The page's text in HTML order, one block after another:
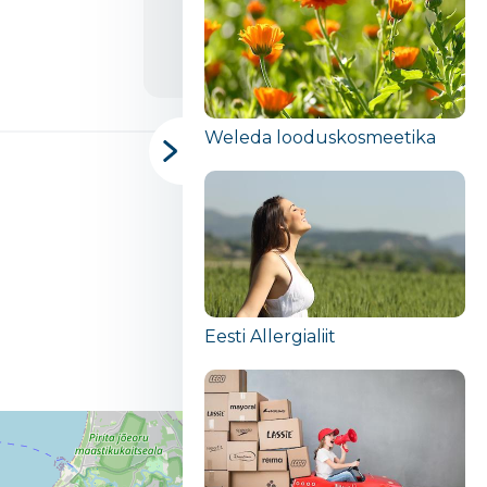
Endla 6, Tallinn
Weleda looduskosmeetika
Eesti Allergialiit